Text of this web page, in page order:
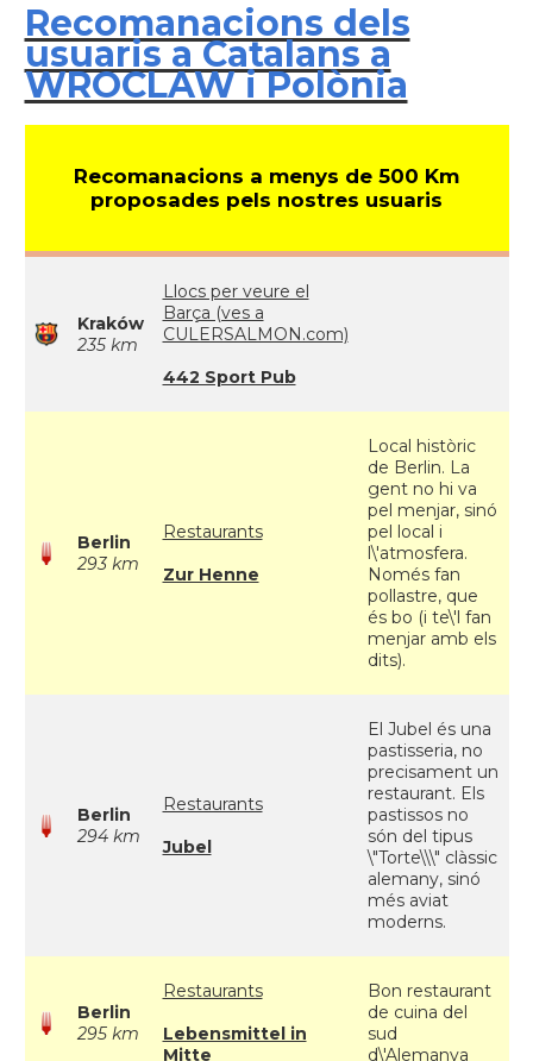
Recomanacions dels
usuaris a Catalans a
WROCLAW i Polònia
Recomanacions a menys de 500 Km
proposades pels nostres usuaris
Kraków
235 km
Llocs per veure el
Barça (ves a
CULERSALMON.com)
442 Sport Pub
Berlin
293 km
Restaurants
Zur Henne
Local històric
de Berlin. La
gent no hi va
pel menjar, sinó
pel local i
l\'atmosfera.
Només fan
pollastre, que
és bo (i te\'l fan
menjar amb els
dits).
Berlin
294 km
Restaurants
Jubel
El Jubel és una
pastisseria, no
precisament un
restaurant. Els
pastissos no
són del tipus
\"Torte\\\" clàssic
alemany, sinó
més aviat
moderns.
Berlin
295 km
Restaurants
Lebensmittel in
Mitte
Bon restaurant
de cuina del
sud
d\'Alemanya